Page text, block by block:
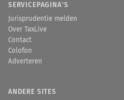
SERVICEPAGINA'S
Jurisprudentie melden
Over TaxLive
Contact
Colofon
Adverteren
ANDERE SITES